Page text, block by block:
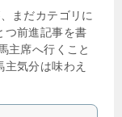
まだカテゴリに
つ前進記事を書
主席へ行くこと
気分は味わえ